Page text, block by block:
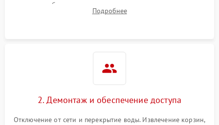
жалоб на отсутствие слива, нагрева, вращения
разбрызгивателей или срабатывание системы защиты
Подробнее
2. Демонтаж и обеспечение доступа
Отключение от сети и перекрытие воды. Извлечение корзин,